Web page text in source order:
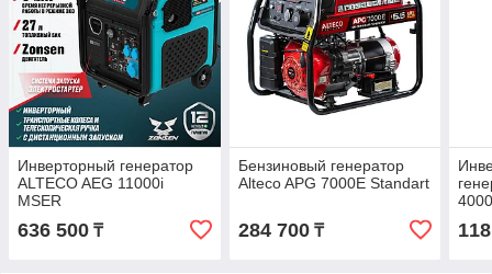
Инверторный генератор
ALTECO AEG 11000i
MSER
636 500 ₸
Бензиновый генератор
Alteco APG 7000E Standart
284 700₸